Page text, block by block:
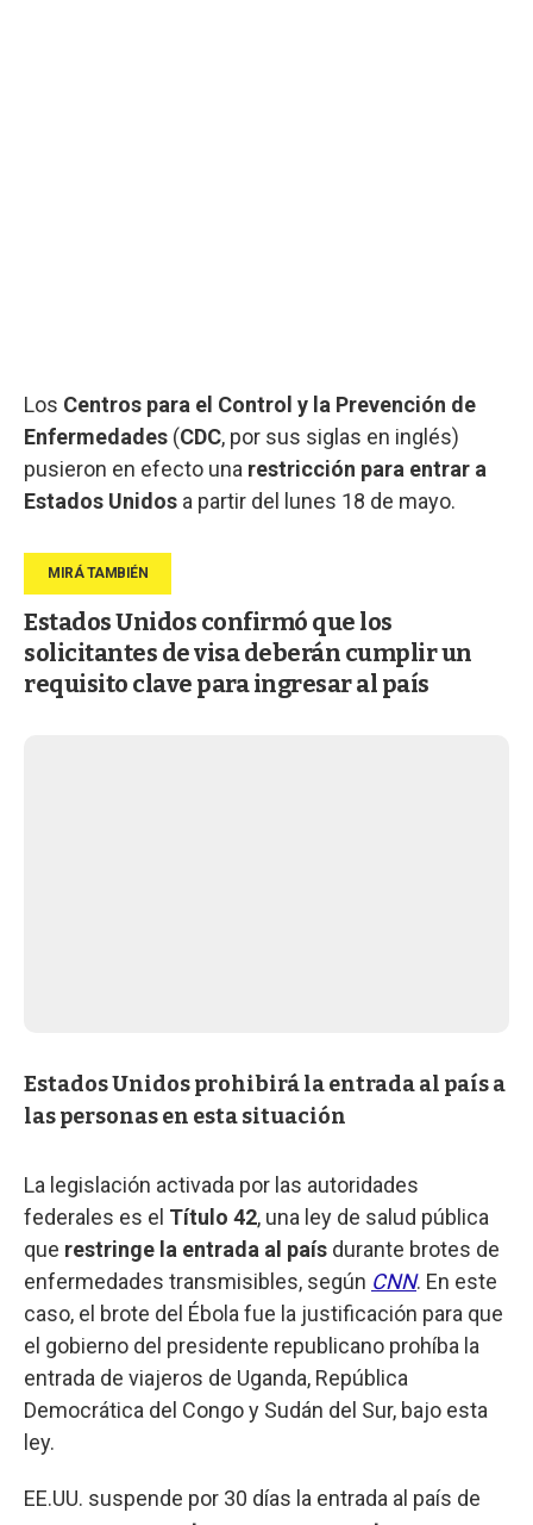
Los Centros para el Control y la Prevención de
Enfermedades (CDC, por sus siglas en inglés)
pusieron en efecto una restricción para entrar a
Estados Unidos a partir del lunes 18 de mayo.
Estados Unidos confirmó que los
solicitantes de visa deberán cumplir un
requisito clave para ingresar al país
Estados Unidos prohibirá la entrada al país a
las personas en esta situación
La legislación activada por las autoridades
federales es el Título 42, una ley de salud pública
que restringe la entrada al país durante brotes de
enfermedades transmisibles, según CNN. En este
caso, el brote del Ébola fue la justificación para que
el gobierno del presidente republicano prohíba la
entrada de viajeros de Uganda, República
Democrática del Congo y Sudán del Sur, bajo esta
ley.
EE.UU. suspende por 30 días la entrada al país de